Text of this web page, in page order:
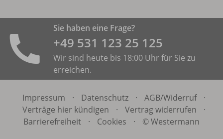
Sie haben eine Frage?
+49 531 ­123 25 125
Wir sind heute bis 18:00 Uhr für Sie zu
erreichen.
Impressum · Datenschutz · AGB/Widerruf
·
Verträge hier kündigen
· Vertrag widerrufen
·
Barrierefreiheit
· Cookies · © Westermann